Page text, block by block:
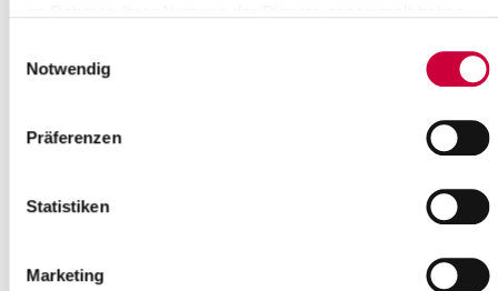
Notwendig
Präferenzen
Statistiken
Marketing
Erziehungsberechtigte eine Beratung in allgemeinen Fragen der
Erziehung und Entwicklung oder möchten sie eine Hilfe zur
Abteilungsleitung
Infopoint Jugendhilfe